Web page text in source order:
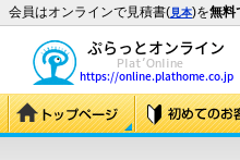
会員はオンラインで見積書(見本)を無料